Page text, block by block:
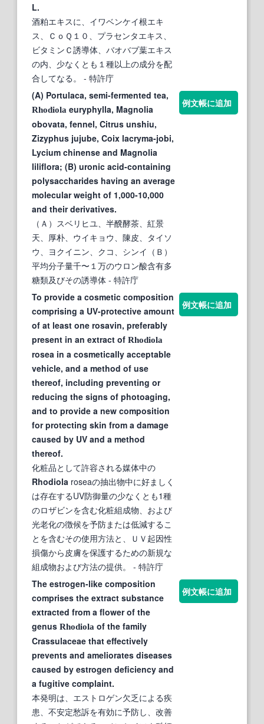
L.
酒粕エキスに、イワベンケイ根エキ
ス、ＣｏＱ１０、プラセンタエキス、
ビタミンＣ誘導体、バオバブ葉エキス
の内、少なくとも１種以上の成分を配
合してなる。
- 特許庁
(A) Portulaca, semi-fermented tea,
Rhodiola euryphylla, Magnolia
obovata, fennel, Citrus unshiu,
Zizyphus jujube, Coix lacryma-jobi,
Lycium chinense and Magnolia
liliflora; (B) uronic acid-containing
polysaccharides having an average
molecular weight of 1,000-10,000
and their derivatives.
（Ａ）スベリヒユ、半醗酵茶、紅景
天、厚朴、ウイキョウ、陳皮、タイソ
ウ、ヨクイニン、クコ、シンイ（Ｂ）
平均分子量千〜１万のウロン酸含有多
糖類及びその誘導体 - 特許庁
例文帳に追加
To provide a cosmetic composition
comprising a UV-protective amount
of at least one rosavin, preferably
present in an extract of Rhodiola
rosea in a cosmetically acceptable
vehicle, and a method of use
thereof, including preventing or
reducing the signs of photoaging,
and to provide a new composition
for protecting skin from a damage
caused by UV and a method
thereof.
化粧品として許容される媒体中の
Rhodiola roseaの抽出物中に好ましく
は存在するUV防御量の少なくとも1種
のロザビンを含む化粧組成物、および
光老化の徴候を予防または低減するこ
とを含むその使用方法と、ＵＶ起因性
損傷から皮膚を保護するための新規な
組成物および方法の提供。
- 特許庁
例文帳に追加
The estrogen-like composition
comprises the extract substance
extracted from a flower of the
genus Rhodiola of the family
Crassulaceae that effectively
prevents and ameliorates diseases
caused by estrogen deficiency and
a fugitive complaint.
本発明は、エストロゲン欠乏による疾
患、不安定愁訴を有効に予防し、改善
例文帳に追加